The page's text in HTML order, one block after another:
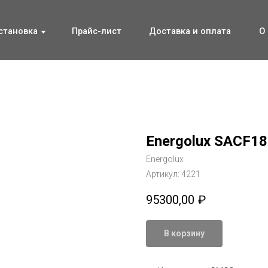
Прайс-лист Доставка и оплата О компании
Прайс-лист Доставка и оплата О компании
Energolux
Energolux
Артикул: 4221
95300,00 ₽
В корзину